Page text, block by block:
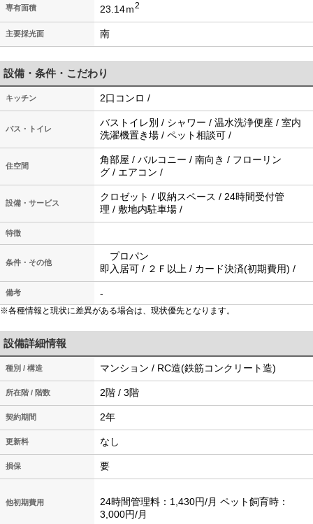
専有面積 23.14ｍ2
主要採光面 南
設備・条件・こだわり
キッチン 2口コンロ /
バス・トイレ
バストイレ別 / シャワー / 温水洗浄便座 / 室内
洗濯機置き場 / ペット相談可 /
住空間
角部屋 / バルコニー / 南向き / フローリン
グ / エアコン /
設備・サービス
クロゼット / 収納スペース / 24時間受付管
理 / 敷地内駐車場 /
特徴
条件・その他
プロパン
即入居可 / ２Ｆ以上 / カード決済(初期費用) /
備考 -
※各種情報と現状に差異がある場合は、現状優先となります。
設備詳細情報
種別 / 構造 マンション / RC造(鉄筋コンクリート造)
所在階 / 階数 2階 / 3階
契約期間 2年
更新料 なし
損保 要
他初期費用
24時間管理料：1,430円/月 ペット飼育時：
3,000円/月